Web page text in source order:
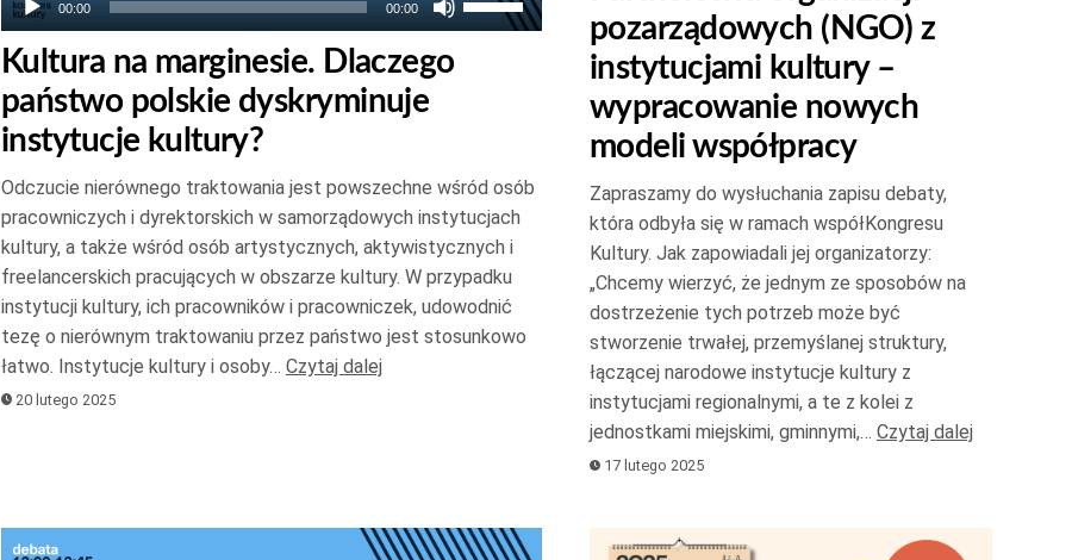
00:00 00:00
strzałek
dołu
aby
zwiększyć
lub
zmniejszyć
Kultura na marginesie. Dlaczego
państwo polskie dyskryminuje
instytucje kultury?
Odczucie nierównego traktowania jest powszechne wśród osób
pracowniczych i dyrektorskich w samorządowych instytucjach
kultury, a także wśród osób artystycznych, aktywistycznych i
freelancerskich pracujących w obszarze kultury. W przypadku
instytucji kultury, ich pracowników i pracowniczek, udowodnić
tezę o nierównym traktowaniu przez państwo jest stosunkowo
łatwo. Instytucje kultury i osoby… Czytaj dalej
20 lutego 2025
góry
zwiększyć
lub
zmniejszyć
głośność.
pozarządowych (NGO) z
instytucjami kultury –
wypracowanie nowych
modeli współpracy
Zapraszamy do wysłuchania zapisu debaty,
która odbyła się w ramach współKongresu
Kultury. Jak zapowiadali jej organizatorzy:
„Chcemy wierzyć, że jednym ze sposobów na
dostrzeżenie tych potrzeb może być
stworzenie trwałej, przemyślanej struktury,
łączącej narodowe instytucje kultury z
instytucjami regionalnymi, a te z kolei z
jednostkami miejskimi, gminnymi,… Czytaj dalej
17 lutego 2025
Odtwarzacz